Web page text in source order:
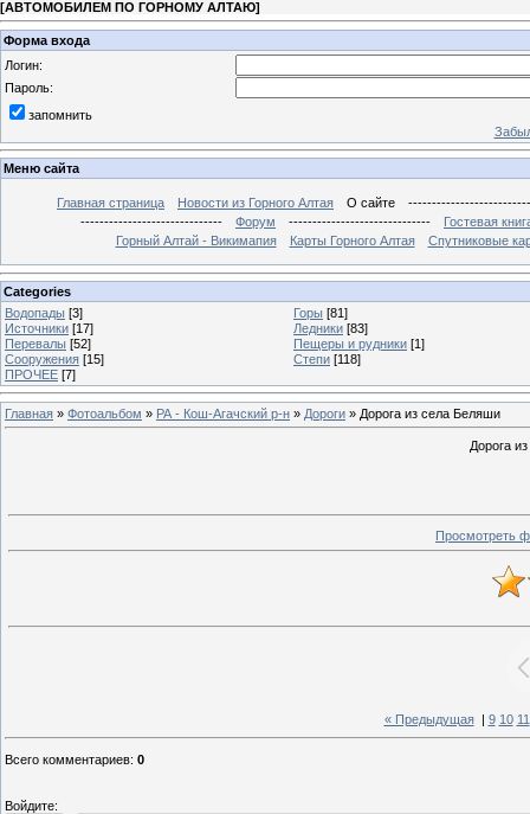
[АВТОМОБИЛЕМ ПО ГОРНОМУ АЛТАЮ]
Форма входа
Логин:
Пароль:
запомнить
Меню сайта
Главная страница Новости из Горного Алтая О сайте
------------------------------
Форум ------------------------------
Гостевая
Горный Алтай - Викимапия
Карты Горного Алтая Спутниковые
Categories
Водопады [3] Горы [81]
Источники [17] Ледники [83]
Перевалы [52] Пещеры и рудники [1]
Сооружения [15] Степи [118]
ПРОЧЕЕ [7]
Главная » Фотоальбом » РА - Кош-Агачский р-н » Дороги » Дорога из села Беляши
Дорога
Просмотреть
« Предыдущая| 9 10 11
Всего комментариев: 0
Войдите: